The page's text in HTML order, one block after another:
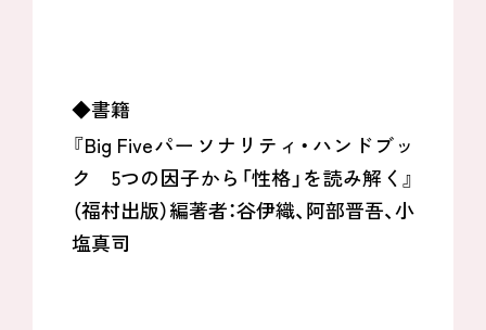
◆書籍
『Big Fiveパーソナリティ・ハンドブッ
ク 5つの因子から「性格」を読み解く』
（福村出版）編著者：谷伊織、阿部晋吾、小
塩真司